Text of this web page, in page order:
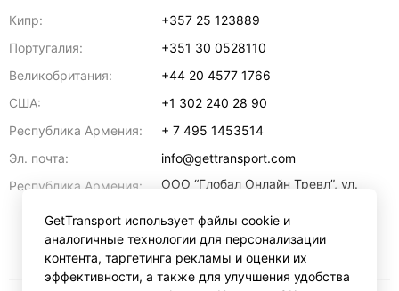
Кипр:
+357 25 123889
Португалия:
+351 30 0528110
Великобритания:
+44 20 4577 1766
США:
+1 302 240 28 90
Республика Армения:
+ 7 495 1453514
Эл. почта:
info@gettransport.com
Республика Армения:
ООО “Глобал Онлайн Тревл”, ул.
регистрационный номер
271.110.1183229, РНН 00238516
Ереван 0070
GetTransport использует файлы cookie и
аналогичные технологии для персонализации
контента, таргетинга рекламы и оценки их
эффективности, а также для улучшения удобства